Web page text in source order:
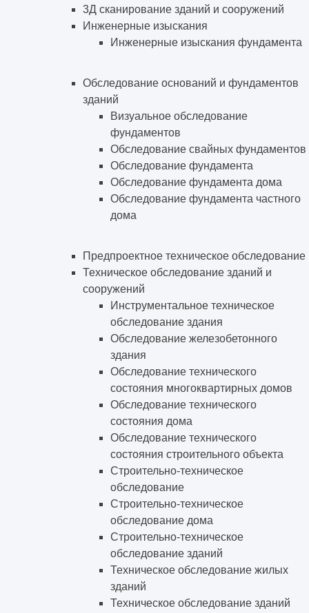
3Д сканирование зданий и сооружений
Инженерные изыскания
Инженерные изыскания фундамента
Обследование оснований и фундаментов
зданий
Визуальное обследование
фундаментов
Обследование свайных фундаментов
Обследование фундамента
Обследование фундамента дома
Обследование фундамента частного
дома
Предпроектное техническое обследование
Техническое обследование зданий и
сооружений
Инструментальное техническое
обследование здания
Обследование железобетонного
здания
Обследование технического
состояния многоквартирных домов
Обследование технического
состояния дома
Обследование технического
состояния строительного объекта
Строительно-техническое
обследование
Строительно-техническое
обследование дома
Строительно-техническое
обследование зданий
Техническое обследование жилых
зданий
Техническое обследование зданий